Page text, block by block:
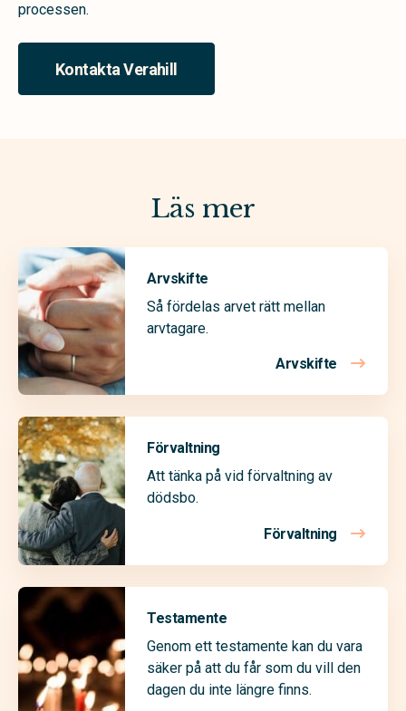
processen.
Kontakta Verahill
Läs mer
Arvskifte
Så fördelas arvet rätt mellan
arvtagare.
Arvskifte
Förvaltning
Att tänka på vid förvaltning av
dödsbo.
Förvaltning
Testamente
Genom ett testamente kan du vara
säker på att du får som du vill den
dagen du inte längre finns.